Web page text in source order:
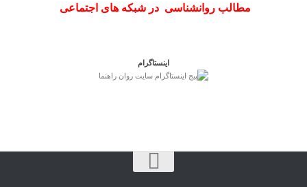
مطالب روانشناسی در شبکه های اجتماعی
اینستاگرام